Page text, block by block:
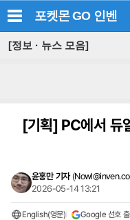
포켓몬 GO 인벤
[정보 · 뉴스 모음]
[기획]PC에서 듀
윤홍만 기자 (
2026-05-14 13:21
English(영문) Google 선호 출